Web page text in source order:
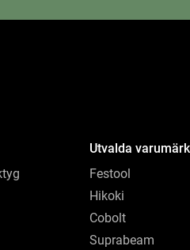
Utvalda
Festool
Hikoki
Cobolt
Suprabeam